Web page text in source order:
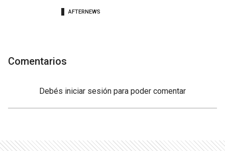
AFTERNEWS
Comentarios
Debés iniciar sesión para poder comentar